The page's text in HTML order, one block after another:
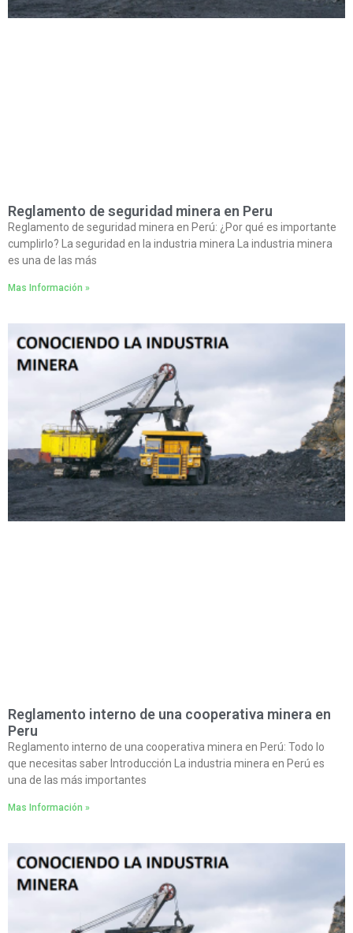
Reglamento de seguridad minera en Peru
Reglamento de seguridad minera en Perú: ¿Por qué es importante
cumplirlo? La seguridad en la industria minera La industria minera
es una de las más
Mas Información »
Reglamento interno de una cooperativa minera en
Peru
Reglamento interno de una cooperativa minera en Perú: Todo lo
que necesitas saber Introducción La industria minera en Perú es
una de las más importantes
Mas Información »